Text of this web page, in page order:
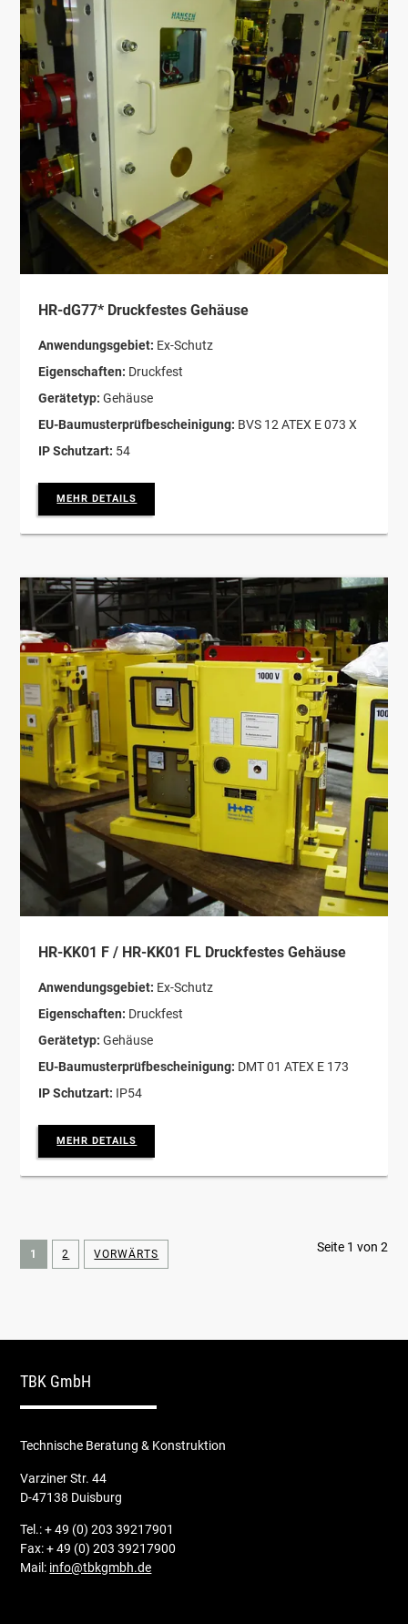
HR-dG77* Druckfestes Gehäuse
Anwendungsgebiet: Ex-Schutz
Eigenschaften: Druckfest
Gerätetyp:Gehäuse
EU-Baumusterprüfbescheinigung: BVS 12 ATEX E 073 X
IP Schutzart: 54
MEHR DETAILS
HR-KK01 F / HR-KK01 FL Druckfestes Gehäuse
Anwendungsgebiet: Ex-Schutz
Eigenschaften: Druckfest
Gerätetyp:Gehäuse
EU-Baumusterprüfbescheinigung: DMT 01 ATEX E 173
IP Schutzart: IP54
MEHR DETAILS
Seite 1 von 2
1 2 VORWÄRTS
TBK GmbH
Technische Beratung & Konstruktion
Varziner Str. 44
D-47138 Duisburg
Tel.: + 49 (0) 203 39217901
Fax: + 49 (0) 203 39217900
Mail: info@tbkgmbh.de